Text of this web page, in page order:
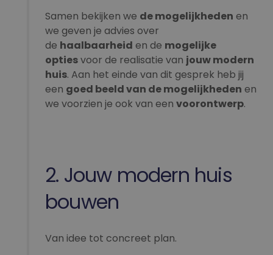
Samen bekijken we de mogelijkheden en
we geven je advies over
de haalbaarheid en de mogelijke
optiesvoor de realisatie van jouw modern
huis. Aan het einde van dit gesprek heb jij
een goed beeld van de mogelijkheden en
we voorzien je ook van een voorontwerp.
2. Jouw modern huis
bouwen
Van idee tot concreet plan.